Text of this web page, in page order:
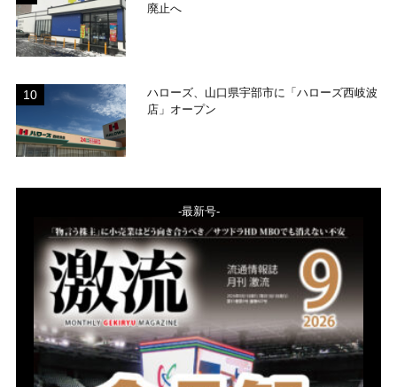
廃止へ
ハローズ、山口県宇部市に「ハローズ西岐波
店」オープン
-最新号-